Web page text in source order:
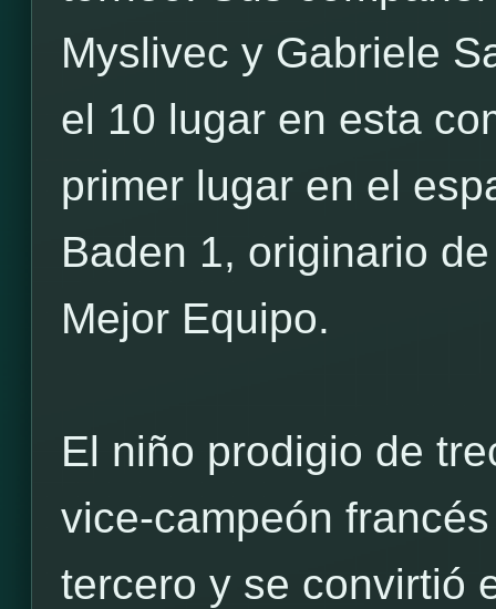
Myslivec y Gabriele
el 10 lugar en esta
primer lugar en el
Baden 1, originario
Mejor Equipo.
El niño prodigio de
vice-campeón
tercero y se convirtió